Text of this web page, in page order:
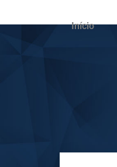
Início